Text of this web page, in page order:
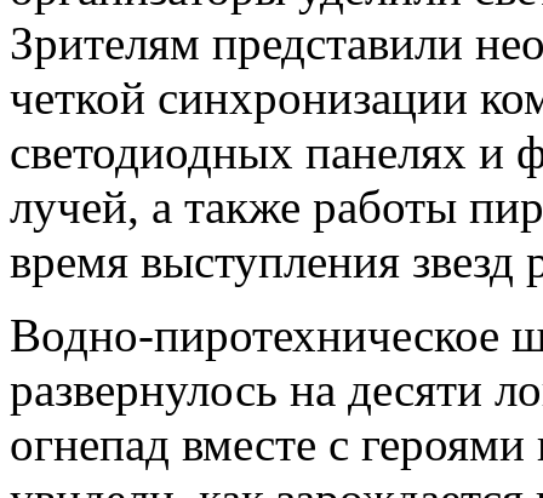
Зрителям представили
четкой синхронизации
светодиодных панелях и
лучей, а также работы
время выступления звезд
Водно-пиротехническое
развернулось на десяти
огнепад вместе с героями